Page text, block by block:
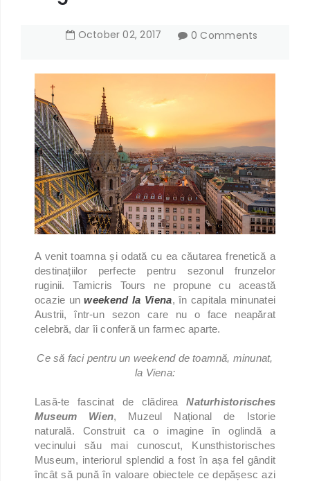
October 02,2017 0 Comments
A venit toamna și odată cu ea căutarea frenetică a
destinațiilor perfecte pentru sezonul frunzelor
ruginii. Tamicris Tours ne propune cu această
ocazie unweekend la Viena, în capitala minunatei
Austrii, într-un sezon care nu o face neapărat
celebră, dar îi conferă un farmec aparte.
Ce să faci pentru un weekend de toamnă, minunat,
la Viena:
Lasă-te fascinat de clădireaNaturhistorisches
Museum Wien, Muzeul Național de Istorie
naturală. Construit ca o imagine în oglindă a
vecinului său mai cunoscut, Kunsthistorisches
Museum, interiorul splendid a fost în așa fel gândit
încât să pună în valoare obiectele ce depășesc azi